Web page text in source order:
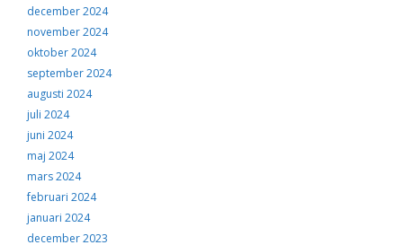
december 2024
november 2024
oktober 2024
september 2024
augusti 2024
juli 2024
juni 2024
maj 2024
mars 2024
februari 2024
januari 2024
december 2023